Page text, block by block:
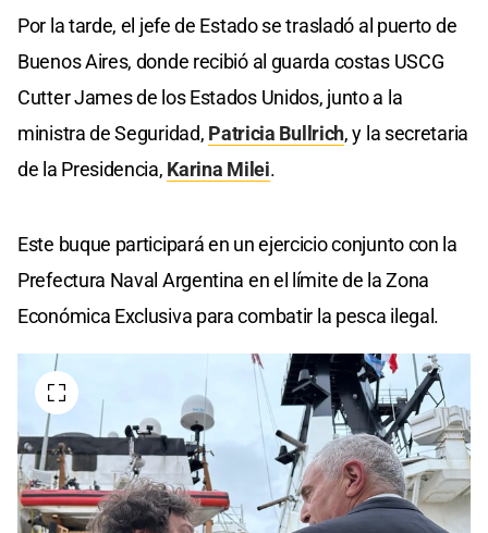
Por la tarde, el jefe de Estado se trasladó al puerto de
Buenos Aires, donde recibió al guarda costas USCG
Cutter James de los Estados Unidos, junto a la
ministra de Seguridad, Patricia Bullrich, y la secretaria
de la Presidencia, Karina Milei.
Este buque participará en un ejercicio conjunto con la
Prefectura Naval Argentina en el límite de la Zona
Económica Exclusiva para combatir la pesca ilegal.